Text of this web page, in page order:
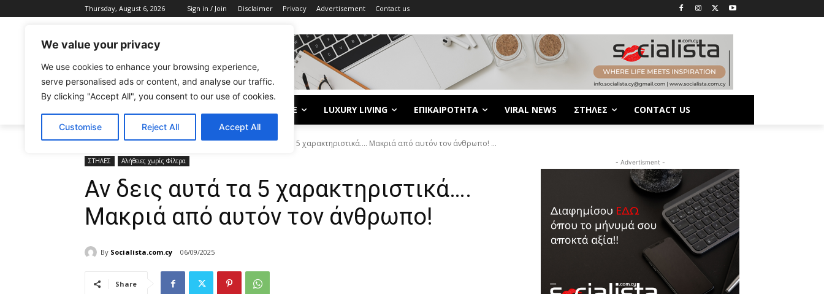
We value your privacy
We use cookies to enhance your browsing experience,
serve personalised ads or content, and analyse our traffic.
By clicking "Accept All", you consent to our use of cookies.
Customise Reject All Accept All
Thursday, August 6, 2026 Sign in / Join Disclaimer Privacy Advertisement Contact us
LIFE LUXURY LIVING ΕΠΙΚΑΙΡΟΤΗΤΑ VIRAL NEWS ΣΤΗΛΕΣ CONTACT US
Home ΣΤΗΛΕΣ Αλήθειες χωρίς Φίλτρα Αν δεις αυτά τα 5 χαρακτηριστικά.... Μακριά από αυτόν τον άνθρωπο! ...
ΣΤΗΛΕΣ Αλήθειες χωρίς Φίλτρα
Αν δεις αυτά τα 5 χαρακτηριστικά….
Μακριά από αυτόν τον άνθρωπο!
By Socialista.com.cy 06/09/2025
Share
- Advertisment -